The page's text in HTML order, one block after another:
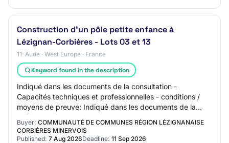
Construction d'un pôle petite enfance à
Lézignan-Corbières - Lots 03 et 13
11-Aude · West Europe · France
Keyword found in the description
Indiqué dans les documents de la consultation -
Capacités techniques et professionnelles - conditions /
moyens de preuve: Indiqué dans les documents de la
consultation Date limite de réception des pl…
Buyer: COMMUNAUTÉ DE COMMUNES RÉGION LÉZIGNANAISE
CORBIÈRES MINERVOIS
Published: 7 Aug 2026Deadline: 11 Sep 2026